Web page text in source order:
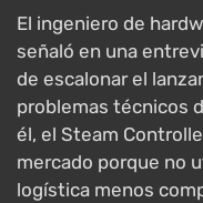
El ingeniero de
señaló en una
de escalonar el
problemas técnicos
él, el Steam
mercado porque no
logística menos